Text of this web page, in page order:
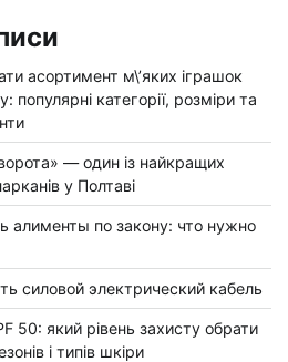
асортимент м\’яких іграшок
популярні категорії, розміри та
— один із найкращих
у Полтаві
алименты по закону: что нужно
силовой электрический кабель
50: який рівень захисту обрати
і типів шкіри